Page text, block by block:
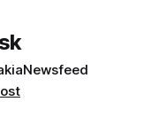
Newsfeed